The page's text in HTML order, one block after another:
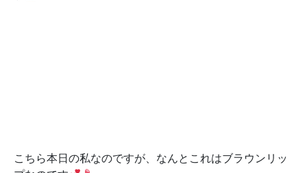
こちら本日の私なのですが、なんとこれはブラウンリッ